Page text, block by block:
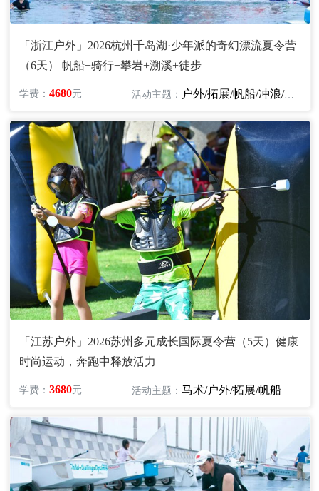
「浙江户外」2026杭州千岛湖·少年派的奇幻漂流夏令营
（6天） 帆船+骑行+攀岩+溯溪+徒步
学费：4680元 活动主题： 户外/拓展/帆船/冲浪/皮划艇/骑行
「江苏户外」2026苏州多元成长国际夏令营（5天）健康
时尚运动，奔跑中释放活力
学费：3680元 活动主题：马术/户外/拓展/帆船